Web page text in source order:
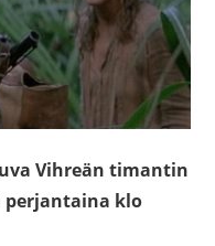
Vihreän timantin
perjantaina klo